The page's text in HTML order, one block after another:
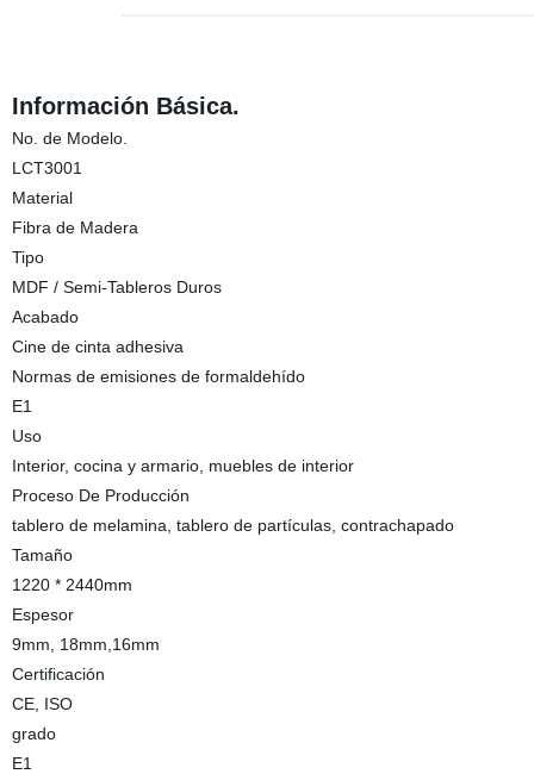
Información Básica.
No. de Modelo.
LCT3001
Material
Fibra de Madera
Tipo
MDF / Semi-Tableros Duros
Acabado
Cine de cinta adhesiva
Normas de emisiones de formaldehído
E1
Uso
Interior, cocina y armario, muebles de interior
Proceso De Producción
tablero de melamina, tablero de partículas, contrachapado
Tamaño
1220 * 2440mm
Espesor
9mm, 18mm,16mm
Certificación
CE, ISO
grado
E1